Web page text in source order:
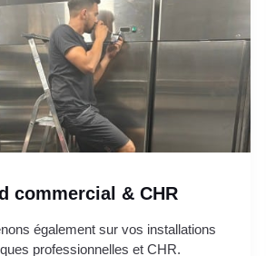
commercial & CHR
également sur vos installations
professionnelles et CHR.